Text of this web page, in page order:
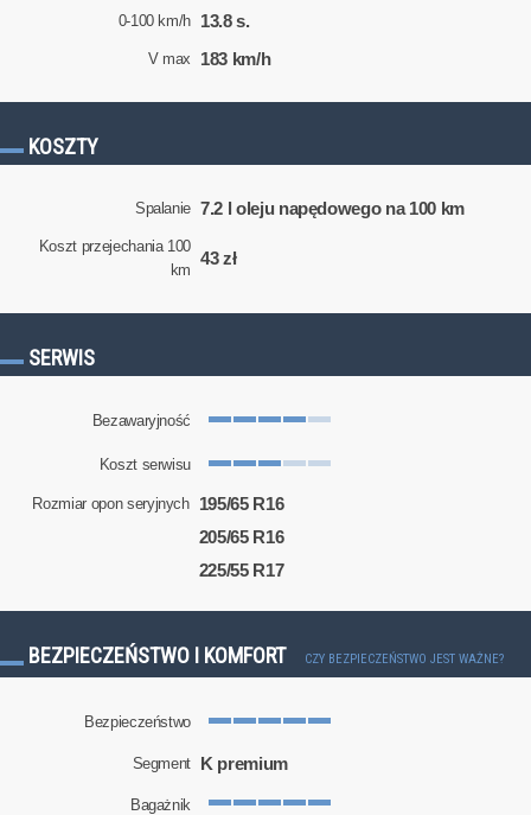
0-100 km/h 13.8 s.
V max 183 km/h
KOSZTY
Spalanie 7.2 l oleju napędowego na 100 km
Koszt przejechania 100
km
43 zł
SERWIS
Bezawaryjność
Koszt serwisu
Rozmiar opon seryjnych
195/65 R16
205/65 R16
225/55 R17
BEZPIECZEŃSTWO I KOMFORT CZY BEZPIECZEŃSTWO JEST WAŻNE?
Bezpieczeństwo
Segment K premium
Bagażnik